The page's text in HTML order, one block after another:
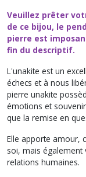
Veuillez prêter
de ce bijou, le
pierre est
fin du descriptif.
L'unakite est un
échecs et à nous
pierre unakite
émotions et
que la remise en
Elle apporte amour,
soi, mais également
relations humaines.